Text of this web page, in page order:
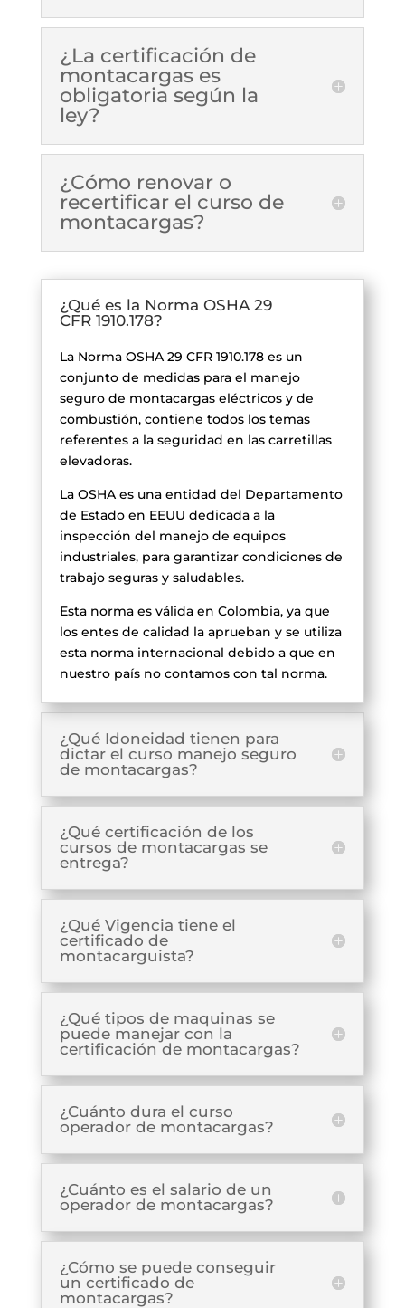
¿La certificación de
montacargas es
obligatoria según la
ley?
¿Cómo renovar o
recertificar el curso de
montacargas?
¿Qué es la Norma OSHA 29
CFR 1910.178?
La Norma OSHA 29 CFR 1910.178 es un
conjunto de medidas para el manejo
seguro de montacargas eléctricos y de
combustión, contiene todos los temas
referentes a la seguridad en las carretillas
elevadoras.
La OSHA es una entidad del Departamento
de Estado en EEUU dedicada a la
inspección del manejo de equipos
industriales, para garantizar condiciones de
trabajo seguras y saludables.
Esta norma es válida en Colombia, ya que
los entes de calidad la aprueban y se utiliza
esta norma internacional debido a que en
nuestro país no contamos con tal norma.
¿Qué Idoneidad tienen para
dictar el curso manejo seguro
de montacargas?
¿Qué certificación de los
cursos de montacargas se
entrega?
¿Qué Vigencia tiene el
certificado de
montacarguista?
¿Qué tipos de maquinas se
puede manejar con la
certificación de montacargas?
¿Cuánto dura el curso
operador de montacargas?
¿Cuánto es el salario de un
operador de montacargas?
¿Cómo se puede conseguir
un certificado de
montacargas?